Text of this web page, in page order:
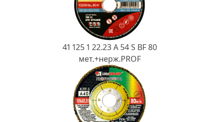
41 125 1 22.23 A 54 S BF 80
мет.+нерж.PROF